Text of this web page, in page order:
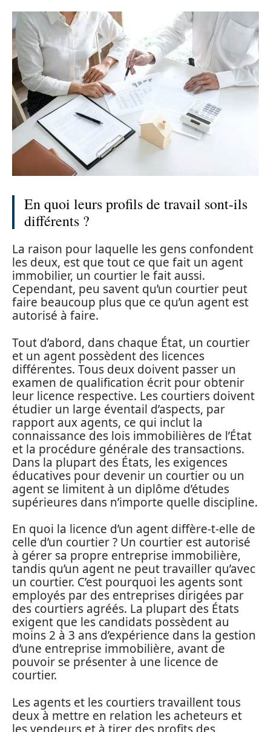
En quoi leurs profils de travail sont-ils
différents ?
La raison pour laquelle les gens confondent
les deux, est que tout ce que fait un agent
immobilier, un courtier le fait aussi.
Cependant, peu savent qu’un courtier peut
faire beaucoup plus que ce qu’un agent est
autorisé à faire.
Tout d’abord, dans chaque État, un courtier
et un agent possèdent des licences
différentes. Tous deux doivent passer un
examen de qualification écrit pour obtenir
leur licence respective. Les courtiers doivent
étudier un large éventail d’aspects, par
rapport aux agents, ce qui inclut la
connaissance des lois immobilières de l’État
et la procédure générale des transactions.
Dans la plupart des États, les exigences
éducatives pour devenir un courtier ou un
agent se limitent à un diplôme d’études
supérieures dans n’importe quelle discipline.
En quoi la licence d’un agent diffère-t-elle de
celle d’un courtier ? Un courtier est autorisé
à gérer sa propre entreprise immobilière,
tandis qu’un agent ne peut travailler qu’avec
un courtier. C’est pourquoi les agents sont
employés par des entreprises dirigées par
des courtiers agréés. La plupart des États
exigent que les candidats possèdent au
moins 2 à 3 ans d’expérience dans la gestion
d’une entreprise immobilière, avant de
pouvoir se présenter à une licence de
courtier.
Les agents et les courtiers travaillent tous
deux à mettre en relation les acheteurs et